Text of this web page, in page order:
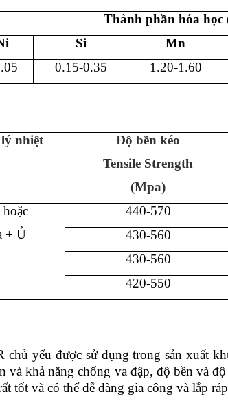
Thành phần hóa học
Si Mn
05 0.15-0.35 1.20-1.60
nhiệt
Độ bền kéo
Tensile Strength
(Mpa)
+ Ủ
440-570
430-560
430-560
420-550
yếu được sử dụng trong sản xuất
và khả năng chống va đập, độ bền và
tốt và có thể dễ dàng gia công và lắp